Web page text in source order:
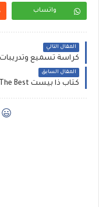
واتساب
المقال التالي
المقال السابق